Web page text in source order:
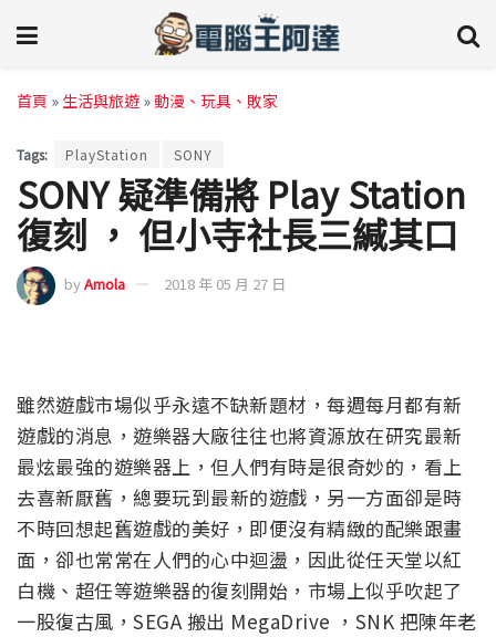
首頁 » 生活與旅遊 » 動漫、玩具、敗家
Tags: PlayStation SONY
SONY 疑準備將 Play Station
復刻 ， 但小寺社長三緘其口
byAmola 2018 年 05 月 27 日
雖然遊戲市場似乎永遠不缺新題材，每週每月都有新
遊戲的消息，遊樂器大廠往往也將資源放在研究最新
最炫最強的遊樂器上，但人們有時是很奇妙的，看上
去喜新厭舊，總要玩到最新的遊戲，另一方面卻是時
不時回想起舊遊戲的美好，即便沒有精緻的配樂跟畫
面，卻也常常在人們的心中迴盪，因此從任天堂以紅
白機、超任等遊樂器的復刻開始，市場上似乎吹起了
一股復古風，SEGA 搬出 MegaDrive ，SNK 把陳年老